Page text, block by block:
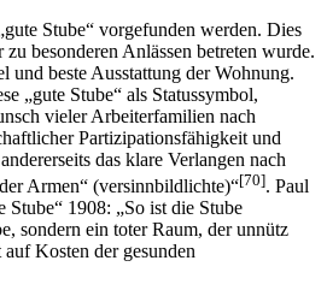
Stube“ vorgefunden werden. Dies
besonderen Anlässen betreten wurde.
und beste Ausstattung der Wohnung.
„gute Stube“ als Statussymbol,
vieler Arbeiterfamilien nach
Partizipationsfähigkeit und
das klare Verlangen nach
Armen“ (versinnbildlichte)“[70]. Paul
1908: „So ist die Stube
sondern ein toter Raum, der unnütz
Kosten der gesunden